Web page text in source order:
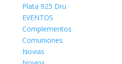
Plata 925 Dru
EVENTOS
Complementos
Comuniones
Novias